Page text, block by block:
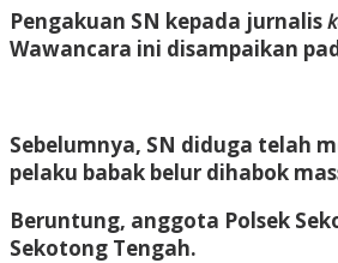
Pengakuan SN kepada jurnalis
Wawancara ini disampaikan
Sebelumnya, SN diduga telah
pelaku babak belur dihabok
Beruntung, anggota Polsek
Sekotong Tengah.